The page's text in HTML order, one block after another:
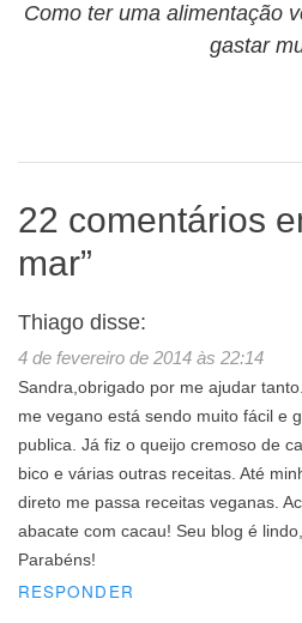
Como ter uma alimentação
gastar
22 comentários
mar”
Thiago disse:
4 de fevereiro de 2014 às 22:14
Sandra,obrigado por me ajudar
me vegano está sendo muito fácil e
publica. Já fiz o queijo cremoso de
bico e várias outras receitas. Até
direto me passa receitas veganas.
abacate com cacau! Seu blog é
Parabéns!
RESPONDER